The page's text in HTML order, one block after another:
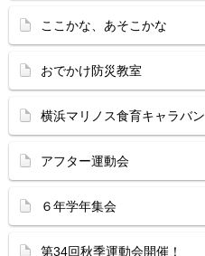
ここかな、あそこかな
おでかけ防災教室
横浜マリノス食育キャラバン
アフター運動会
６年学年集会
第34回秋季運動会開催！